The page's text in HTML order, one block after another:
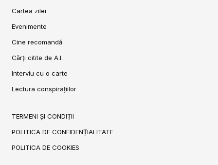
Cartea zilei
Evenimente
Cine recomandă
Cărți citite de A.I.
Interviu cu o carte
Lectura conspirațiilor
TERMENI ȘI CONDIȚII
POLITICA DE CONFIDENȚIALITATE
POLITICA DE COOKIES